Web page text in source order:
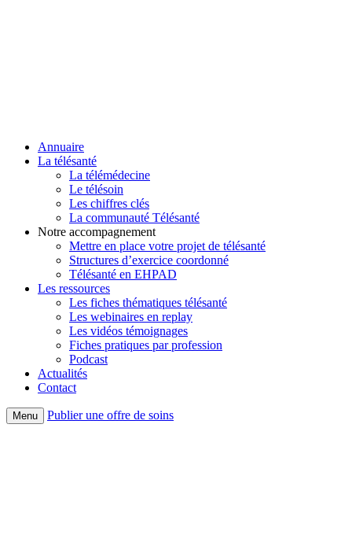
Annuaire
La télésanté
La télémédecine
Le télésoin
Les chiffres clés
La communauté Télésanté
Notre accompagnement
Mettre en place votre projet de télésanté
Structures d’exercice coordonné
Télésanté en EHPAD
Les ressources
Les fiches thématiques télésanté
Les webinaires en replay
Les vidéos témoignages
Fiches pratiques par profession
Podcast
Actualités
Contact
Menu Publier une offre de soins